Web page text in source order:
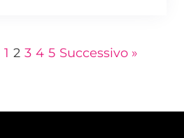
1 2 3 4 5 Successivo »